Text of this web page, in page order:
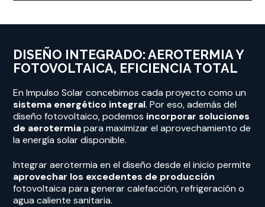
DISEÑO INTEGRADO: AEROTERMIA Y
FOTOVOLTAICA, EFICIENCIA TOTAL
En Impulso Solar concebimos cada proyecto como un
sistema energético integral. Por eso, además del
diseño fotovoltaico, podemos incorporar soluciones
de aerotermiapara maximizar el aprovechamiento de
la energía solar disponible.
Integrar aerotermia en el diseño desde el inicio permite
aprovechar los excedentes de producción
fotovoltaica para generar calefacción, refrigeración o
agua caliente sanitaria.